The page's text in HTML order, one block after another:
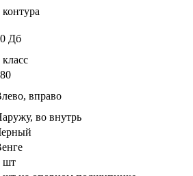
контура
Дб
класс
вправо
во внутрь
шт